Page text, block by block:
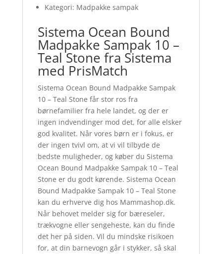
Kategori: Madpakke sampak
Sistema Ocean Bound
Madpakke Sampak 10 –
Teal Stone fra Sistema
med PrisMatch
Sistema Ocean Bound Madpakke Sampak
10 – Teal Stone får stor ros fra
børnefamilier fra hele landet, og der er
ingen indvendinger mod det, for alle elsker
god kvalitet. Når vores børn er i fokus, er
der ingen tvivl om, at vi vil tilbyde de
bedste muligheder, og køber du Sistema
Ocean Bound Madpakke Sampak 10 – Teal
Stone er du godt kørende. Sistema Ocean
Bound Madpakke Sampak 10 – Teal Stone
kan du erhverve dig hos Mammashop.dk.
Når behovet melder sig for bæreseler,
trækvogne eller sengeheste, kan du finde
det her på siden. Vil du mindske risikoen
for, at din barnevogn går i stykker, så skal